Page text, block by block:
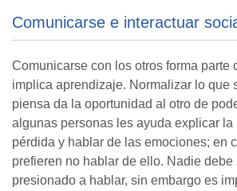
Comunicarse e interactuar
Comunicarse con los otros forma parte
implica aprendizaje. Normalizar lo que
piensa da la oportunidad al otro de
algunas personas les ayuda explicar la
pérdida y hablar de las emociones; en
prefieren no hablar de ello. Nadie debe
presionado a hablar, sin embargo es